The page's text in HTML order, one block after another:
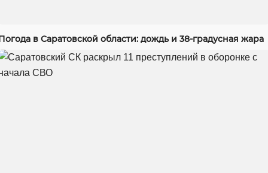
в Саратовской области: дождь и 38-градусная жара